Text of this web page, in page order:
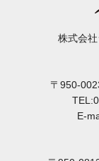
株式会
〒950-
E-